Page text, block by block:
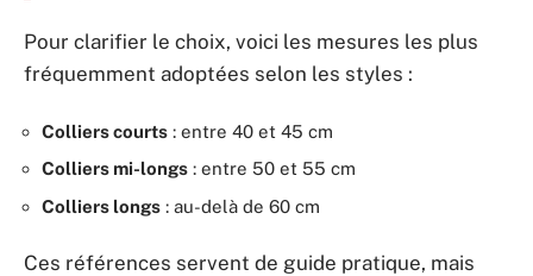
Pour clarifier le choix, voici les mesures les plus
fréquemment adoptées selon les styles :
Colliers courts : entre 40 et 45 cm
Colliers mi-longs : entre 50 et 55 cm
Colliers longs : au-delà de 60 cm
Ces références servent de guide pratique, mais